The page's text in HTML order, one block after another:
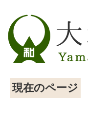
現在のページ